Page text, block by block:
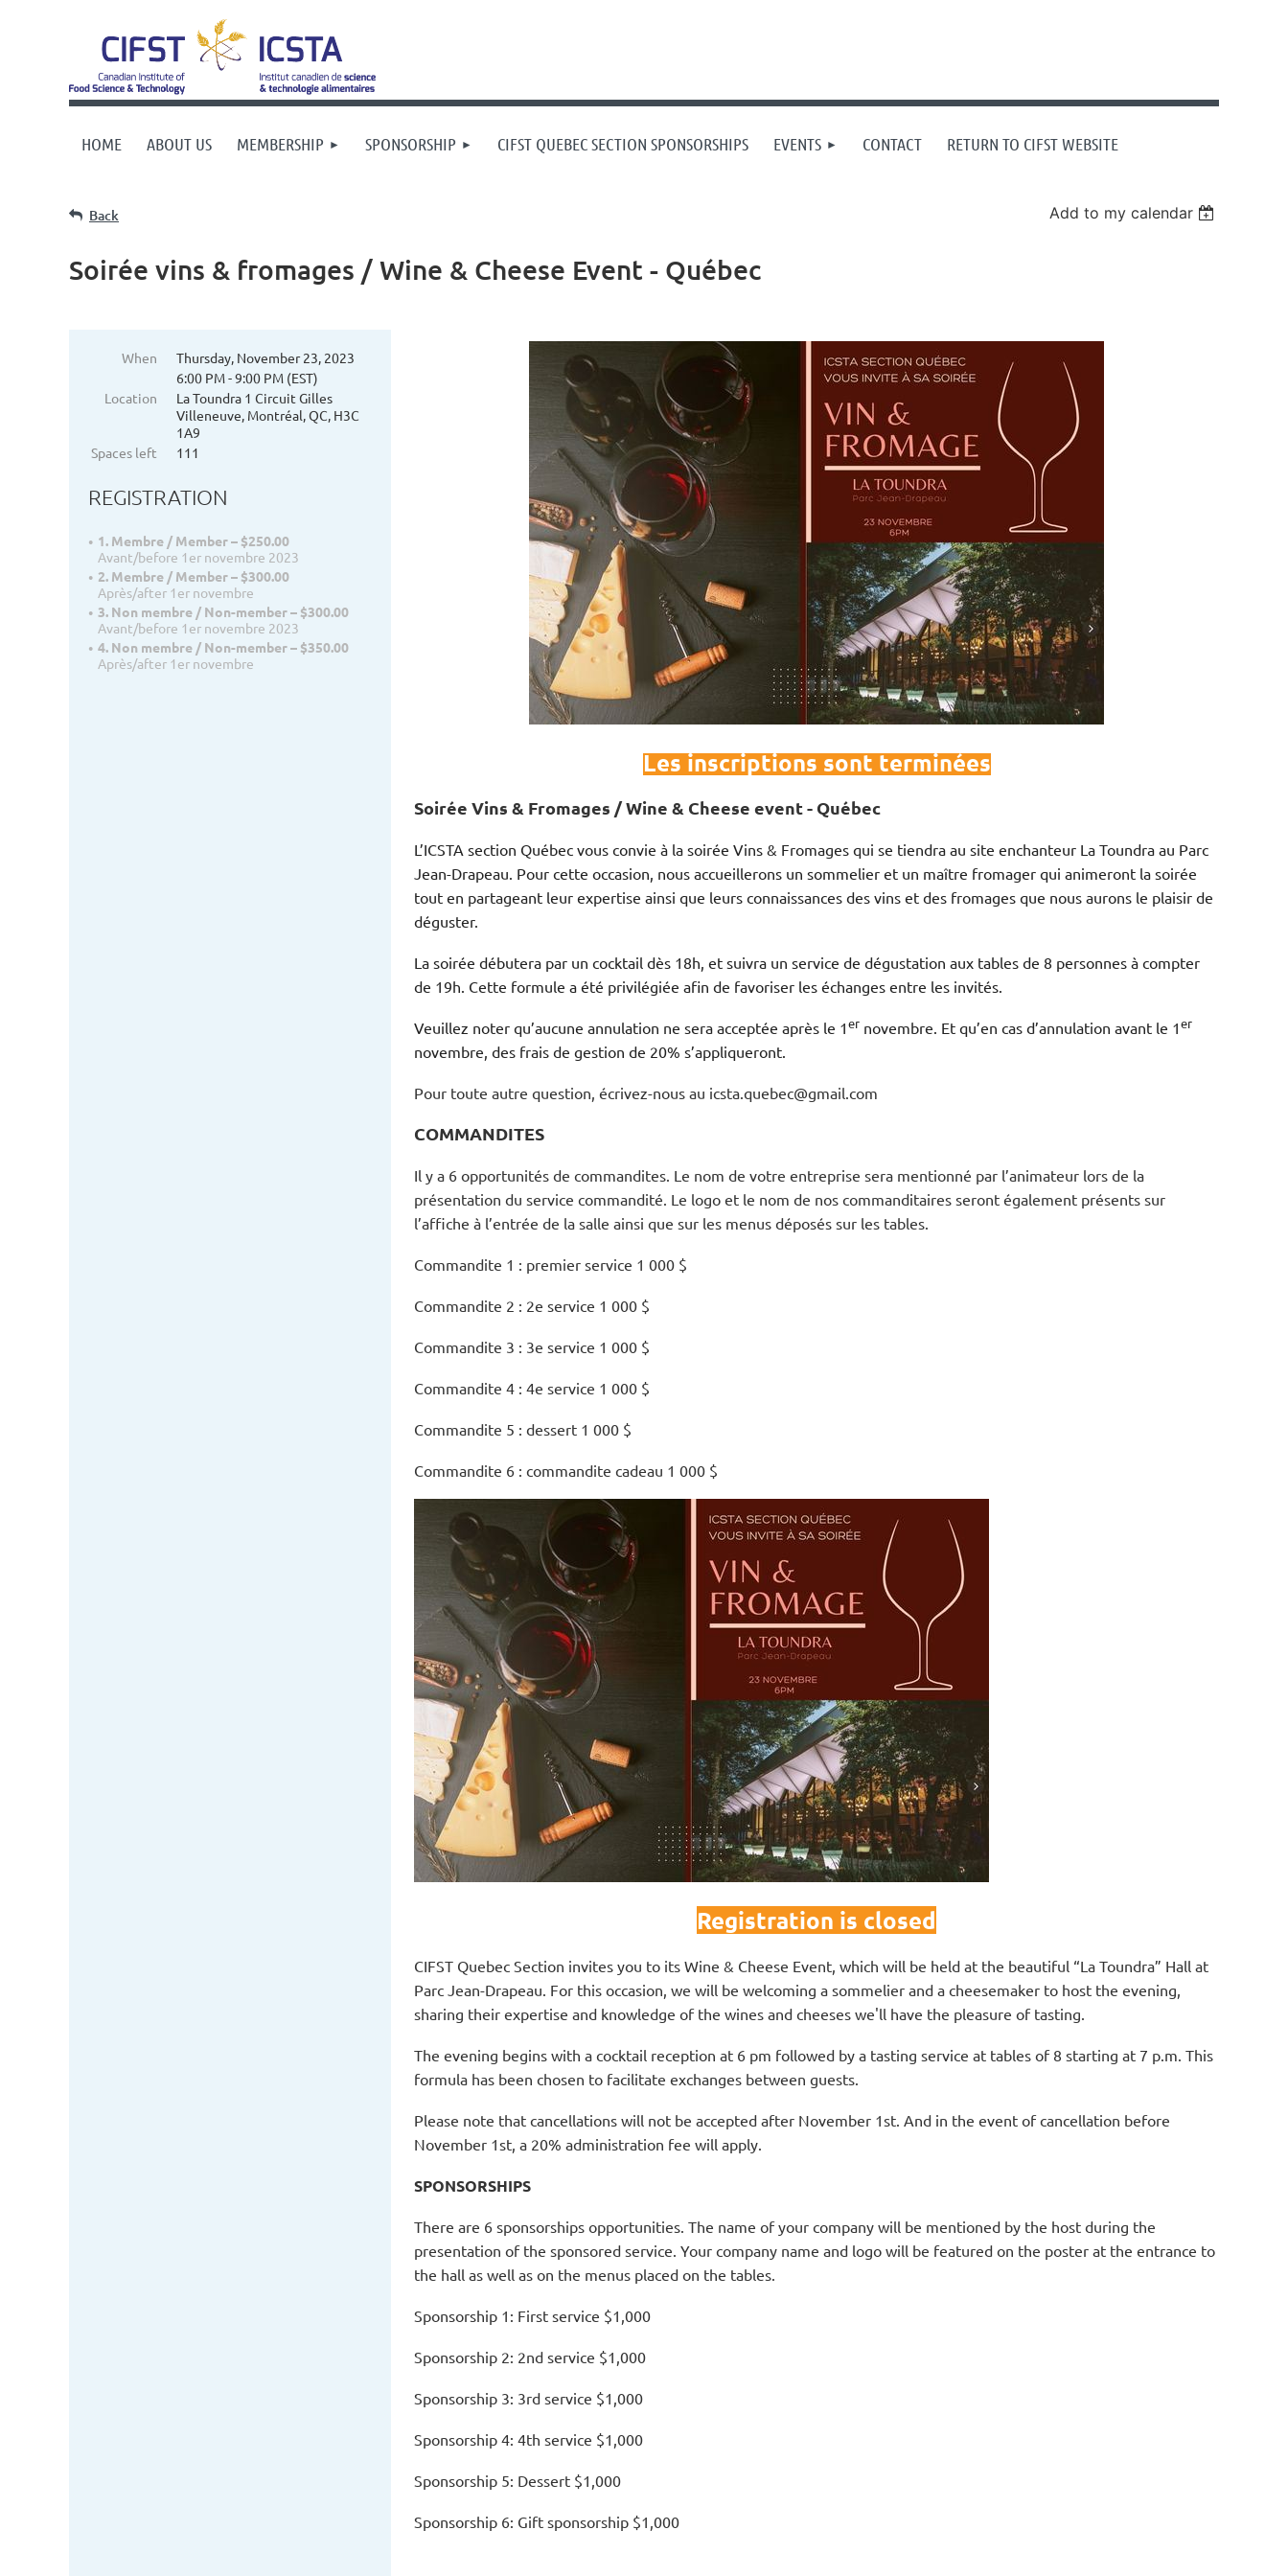
HOME ABOUT US MEMBERSHIP SPONSORSHIP CIFST QUEBEC SECTION SPONSORSHIPS EVENTS CONTACT RETURN TO CIFST WEBSITE
Back Add to my calendar
Soirée vins & fromages / Wine & Cheese Event - Québec
When
Thursday, November 23, 2023
6:00 PM - 9:00 PM (EST)
Location
La Toundra 1 Circuit Gilles
Villeneuve, Montréal, QC, H3C
1A9
Spaces left
111
REGISTRATION
1. Membre / Member – $250.00
Avant/before 1er novembre 2023
2. Membre / Member – $300.00
Après/after 1er novembre
3. Non membre / Non-member – $300.00
Avant/before 1er novembre 2023
4. Non membre / Non-member – $350.00
Après/after 1er novembre
Les inscriptions sont terminées
Soirée Vins & Fromages / Wine & Cheese event - Québec
L’ICSTA section Québec vous convie à la soirée Vins & Fromages qui se tiendra au site enchanteur La Toundra au Parc
Jean-Drapeau. Pour cette occasion, nous accueillerons un sommelier et un maître fromager qui animeront la soirée
tout en partageant leur expertise ainsi que leurs connaissances des vins et des fromages que nous aurons le plaisir de
déguster.
La soirée débutera par un cocktail dès 18h, et suivra un service de dégustation aux tables de 8 personnes à compter
de 19h. Cette formule a été privilégiée afin de favoriser les échanges entre les invités.
Veuillez noter qu’aucune annulation ne sera acceptée après le 1er novembre. Et qu’en cas d’annulation avant le 1er
novembre, des frais de gestion de 20% s’appliqueront.
Pour toute autre question, écrivez-nous au icsta.quebec@gmail.com
COMMANDITES
Il y a 6 opportunités de commandites. Le nom de votre entreprise sera mentionné par l’animateur lors de la
présentation du service commandité. Le logo et le nom de nos commanditaires seront également présents sur
l’affiche à l’entrée de la salle ainsi que sur les menus déposés sur les tables.
Commandite 1 : premier service 1 000 $
Commandite 2 : 2e service 1 000 $
Commandite 3 : 3e service 1 000 $
Commandite 4 : 4e service 1 000 $
Commandite 5 : dessert 1 000 $
Commandite 6 : commandite cadeau 1 000 $
Registration is closed
CIFST Quebec Section invites you to its Wine & Cheese Event, which will be held at the beautiful “La Toundra” Hall at
Parc Jean-Drapeau. For this occasion, we will be welcoming a sommelier and a cheesemaker to host the evening,
sharing their expertise and knowledge of the wines and cheeses we'll have the pleasure of tasting.
The evening begins with a cocktail reception at 6 pm followed by a tasting service at tables of 8 starting at 7 p.m. This
formula has been chosen to facilitate exchanges between guests.
Please note that cancellations will not be accepted after November 1st. And in the event of cancellation before
November 1st, a 20% administration fee will apply.
SPONSORSHIPS
There are 6 sponsorships opportunities. The name of your company will be mentioned by the host during the
presentation of the sponsored service. Your company name and logo will be featured on the poster at the entrance to
the hall as well as on the menus placed on the tables.
Sponsorship 1: First service $1,000
Sponsorship 2: 2nd service $1,000
Sponsorship 3: 3rd service $1,000
Sponsorship 4: 4th service $1,000
Sponsorship 5: Dessert $1,000
Sponsorship 6: Gift sponsorship $1,000